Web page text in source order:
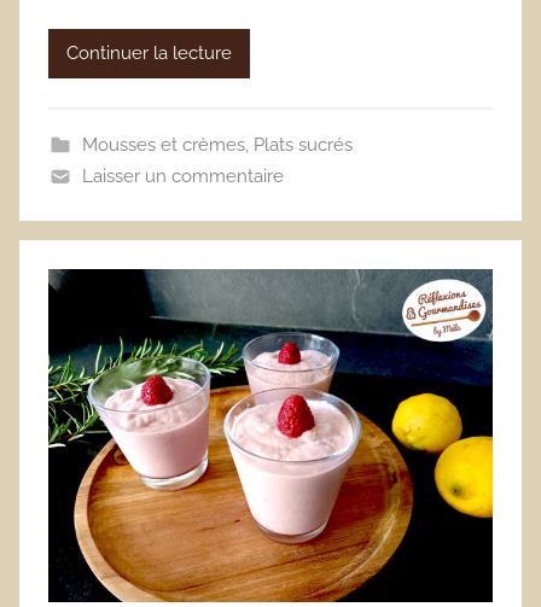
Continuer la lecture
Mousses et crèmes, Plats sucrés
Laisser un commentaire